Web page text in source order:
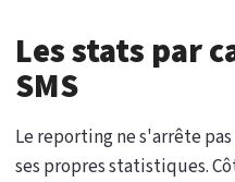
Les stats par
SMS
Le reporting ne s'arrête
ses propres statistiques.